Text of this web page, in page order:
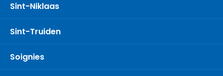
Sint-Niklaas
Sint-Truiden
Soignies